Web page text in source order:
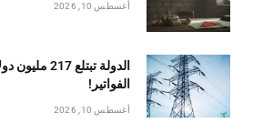
أغسطس 10, 2026
الدولة
الفواتير!
أغسطس 10, 2026